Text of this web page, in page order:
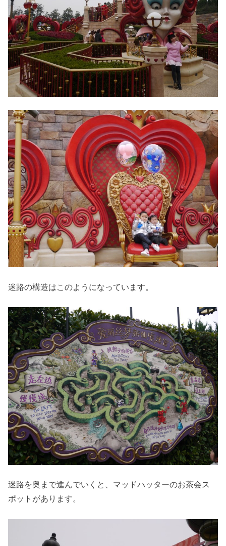
迷路の構造はこのようになっています。
迷路を奥まで進んでいくと、マッドハッターのお茶会ス
ポットがあります。